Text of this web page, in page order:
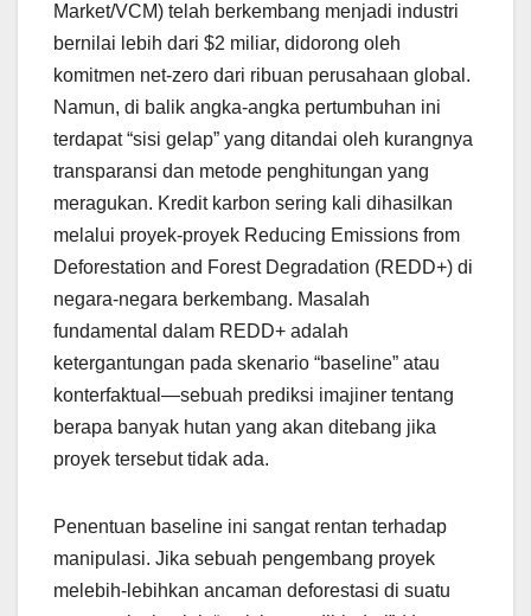
Market/VCM) telah berkembang menjadi industri
bernilai lebih dari $2 miliar, didorong oleh
komitmen net-zero dari ribuan perusahaan global.
Namun, di balik angka-angka pertumbuhan ini
terdapat “sisi gelap” yang ditandai oleh kurangnya
transparansi dan metode penghitungan yang
meragukan. Kredit karbon sering kali dihasilkan
melalui proyek-proyek Reducing Emissions from
Deforestation and Forest Degradation (REDD+) di
negara-negara berkembang. Masalah
fundamental dalam REDD+ adalah
ketergantungan pada skenario “baseline” atau
konterfaktual—sebuah prediksi imajiner tentang
berapa banyak hutan yang akan ditebang jika
proyek tersebut tidak ada.
Penentuan baseline ini sangat rentan terhadap
manipulasi. Jika sebuah pengembang proyek
melebih-lebihkan ancaman deforestasi di suatu